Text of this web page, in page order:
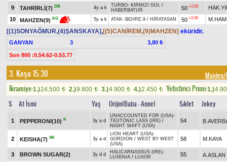
9 TAHRİRLİ(7) DB 4y a k TURBO- KIRMIZI GÜL /
HABERBATUR
50 +2.00
10
MAHZEN(9) KG 5y a k ATAK- BEHRE.9 / HİRATASAN 50 +2.00
[(1)SONYAĞMUR,(4)ŞANSKAYA],[(5)CANİREM,(9)MAHZEN] eküridir.
GANYAN 3 3,80 ₺
Son 800 :0.54.62-0.53.77
3. Koşu 15.30
Ikramiye:1.)24.500 t 2.)9.800 t 3.)4.900 t 4.)2.450 t Yetistirici Primi:1.)
S At İsmi Yaş Orijin(Baba - Anne) Sıklet Jokey
1 PEPPERONI(10) K 3y a d
UNACCOUNTED FOR (USA)-
TEUTONIC LASS (IRE) /
NIGHT SHIFT (USA)
54
2 KEISHA(7) SK 3y a d
LION HEART (USA)-
GORDION / WEST BY WEST
(USA)
58 M.KAYA
3 BROWN SUGAR(2) 3y d d HALICARNASSUS (IRE)-
LUXENIA / LUXOR 55 A.ASLAN